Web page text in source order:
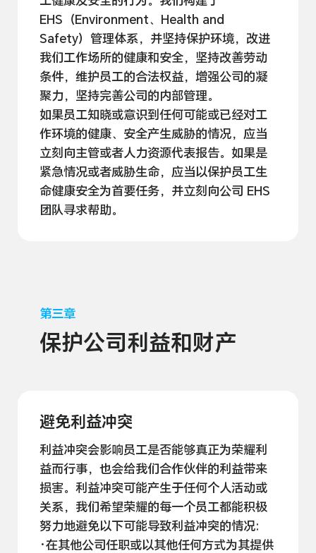
EHS（Environment、Health and
Safety）管理体系，并坚持保护环境，改进
我们工作场所的健康和安全，坚持改善劳动
条件，维护员工的合法权益，增强公司的凝
聚力，坚持完善公司的内部管理。
如果员工知晓或意识到任何可能或已经对工
作环境的健康、安全产生威胁的情况，应当
立刻向主管或者人力资源代表报告。如果是
紧急情况或者威胁生命，应当以保护员工生
命健康安全为首要任务，并立刻向公司 EHS
团队寻求帮助。
第三章
保护公司利益和财产
避免利益冲突
利益冲突会影响员工是否能够真正为荣耀利
益而行事，也会给我们合作伙伴的利益带来
损害。利益冲突可能产生于任何个人活动或
关系，我们希望荣耀的每一个员工都能积极
努力地避免以下可能导致利益冲突的情况:
·在其他公司任职或以其他任何方式为其提供